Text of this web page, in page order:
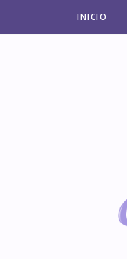
INICIO